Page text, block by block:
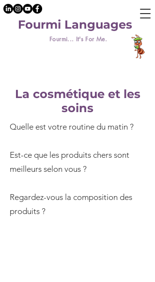
Fourmi... It's For Me.
Fourmi Languages
La cosmétique et les
soins
Quelle est votre routine du matin ?
Est-ce que les produits chers sont
meilleurs selon vous ?
Regardez-vous la composition des
produits ?